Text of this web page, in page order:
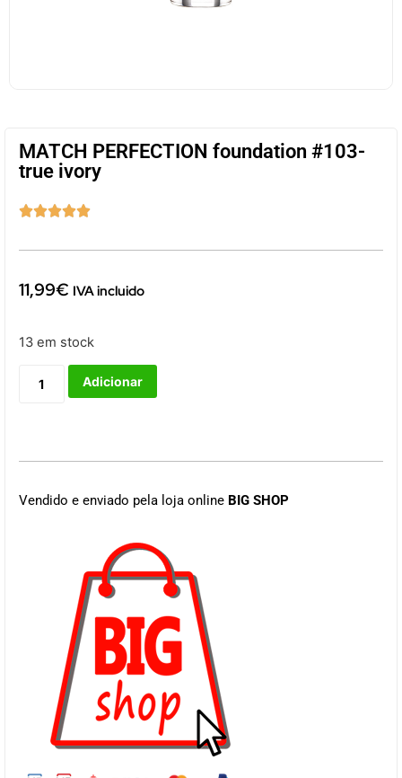
MATCH PERFECTION foundation #103-
true ivory

11,99€ IVA incluido
13 em stock
Adicionar
Vendido e enviado pela loja online BIG SHOP